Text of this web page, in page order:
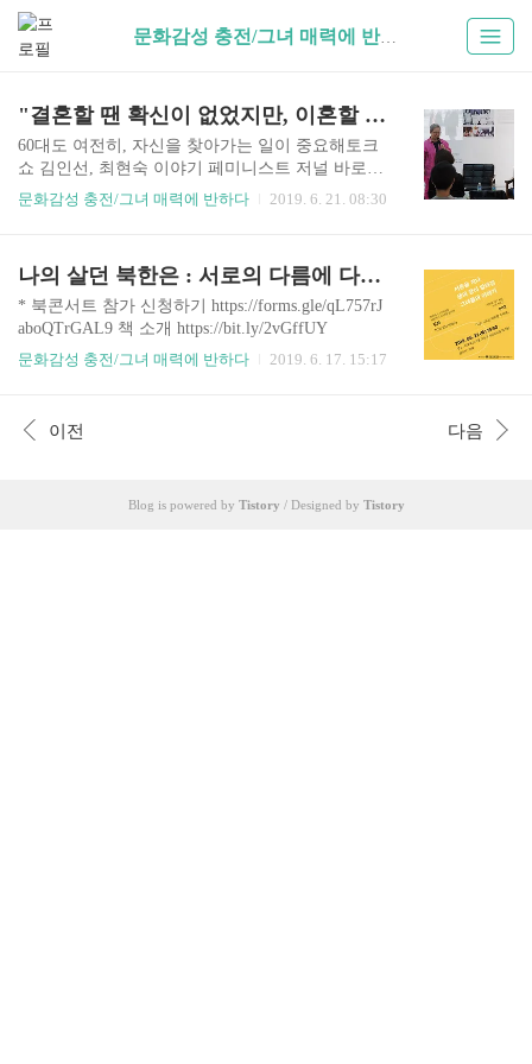
문화감성 충전/그녀 매력에 반하다 (138)
"결혼할 땐 확신이 없었지만, 이혼할 땐 확신이 있었다"
60대도 여전히, 자신을 찾아가는 일이 중요해토크
쇼 김인선, 최현숙 이야기 페미니스트 저널 바로가
기 “전 여러분한테 제 삶의 이야기를 조금 들려드
떤 사람의 인생을 참고는 할 수 있겠지만 똑같지 않
으니까요.”(김인선) “보통 사람들이 ‘닥치면 달라
진다’고 하잖아요. 저도 ‘사람들 늙으면 다 똑같아
진다’는 말 들었거든요. 그런데 아니더라고요. 늙
는다고 해서 제가 다른 사람과 똑같아지지 않더라
으로 늙어가고 제 방식으로 원하는 걸 하는 게’ 가
장 중요하지, 남들이 중요하다고 말하는 게 저에겐
문화감성 충전/그녀 매력에 반하다 2019. 6. 21. 08:30
나의 살던 북한은 : 서로의 다름에 다가서는 우리의 이야기
* 북콘서트 참가 신청하기 https://forms.gle/qL757rJ
aboQTrGAL9 책 소개 https://bit.ly/2vGffUY
문화감성 충전/그녀 매력에 반하다
2019. 6. 17. 15:17
이전 다음
Blog is powered by Tistory / Designed by Tistory